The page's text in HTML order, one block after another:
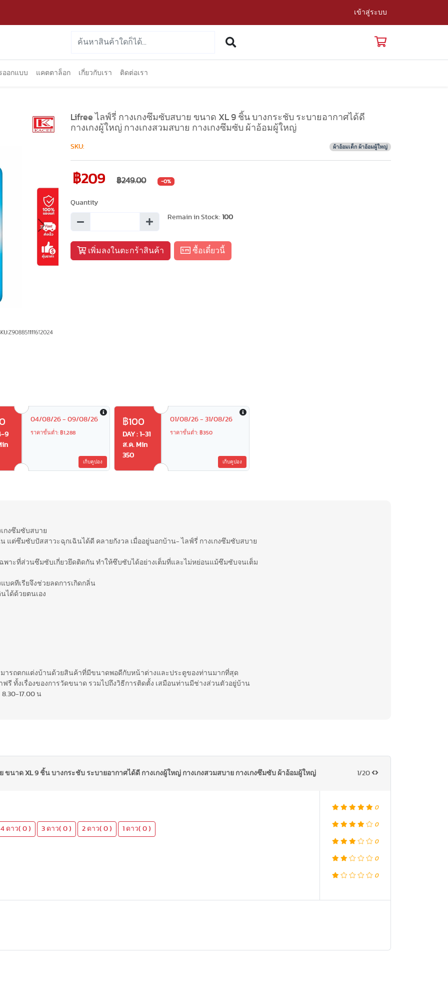
เข้าสู่ระบบ
ออกแบบ แคตตาล็อก เกี่ยวกับเรา ติดต่อเรา
Next
Lifree ไลฟ์รี่ กางเกงซึมซับสบาย ขนาด XL 9 ชิ้น บางกระชับ ระบายอากาศได้ดี
กางเกงผู้ใหญ่ กางเกงสวมสบาย กางเกงซึมซับ ผ้าอ้อมผู้ใหญ่
SKU: ผ้าอ้อมเด็ก ผ้าอ้อมผู้ใหญ่
฿209 ฿249.00 -0%
Quantity
Remain in Stock: 100
เพิ่มลงในตะกร้าสินค้า ซื้อเดี๋ยวนี้
9
04/08/26 - 09/08/26
ราคาขั้นต่ำ: ฿1,288
เก็บคูปอง
฿100
DAY : 1-31
ส.ค. Min
350
01/08/26 - 31/08/26
ราคาขั้นต่ำ: ฿350
เก็บคูปอง
กงซึมซับสบาย
แต่ซึมซับปัสสาวะฉุกเฉินได้ดี คลายกังวล เมื่ออยู่นอกบ้าน- ไลฟ์รี่ กางเกงซึมซับสบาย
าะที่ส่วนซึมซับเกี่ยวยึดติดกัน ทำให้ซึบซับได้อย่างเต็มที่และไม่หย่อนแม้ซึมซับจนเต็ม
บคทีเรียจึงช่วยลดการเกิดกลิ่น
ได้ด้วยตนเอง
ามารถตกแต่งบ้านด้วยสินค้าที่มีขนาดพอดีกับหน้าต่างและประตูของท่านมากที่สุด
ฟรี ทั้งเรื่องของการวัดขนาด รวมไปถึงวิธีการติดตั้ง เสมือนท่านมีช่างส่วนตัวอยู่บ้าน
17.00 น
ขนาด XL 9 ชิ้น บางกระชับ ระบายอากาศได้ดี กางเกงผู้ใหญ่ กางเกงสวมสบาย กางเกงซึมซับ ผ้าอ้อมผู้ใหญ่ 1/20
4 ดาว( 0 ) 3 ดาว( 0 ) 2 ดาว( 0 ) 1 ดาว( 0 )
0
0
0
0
0